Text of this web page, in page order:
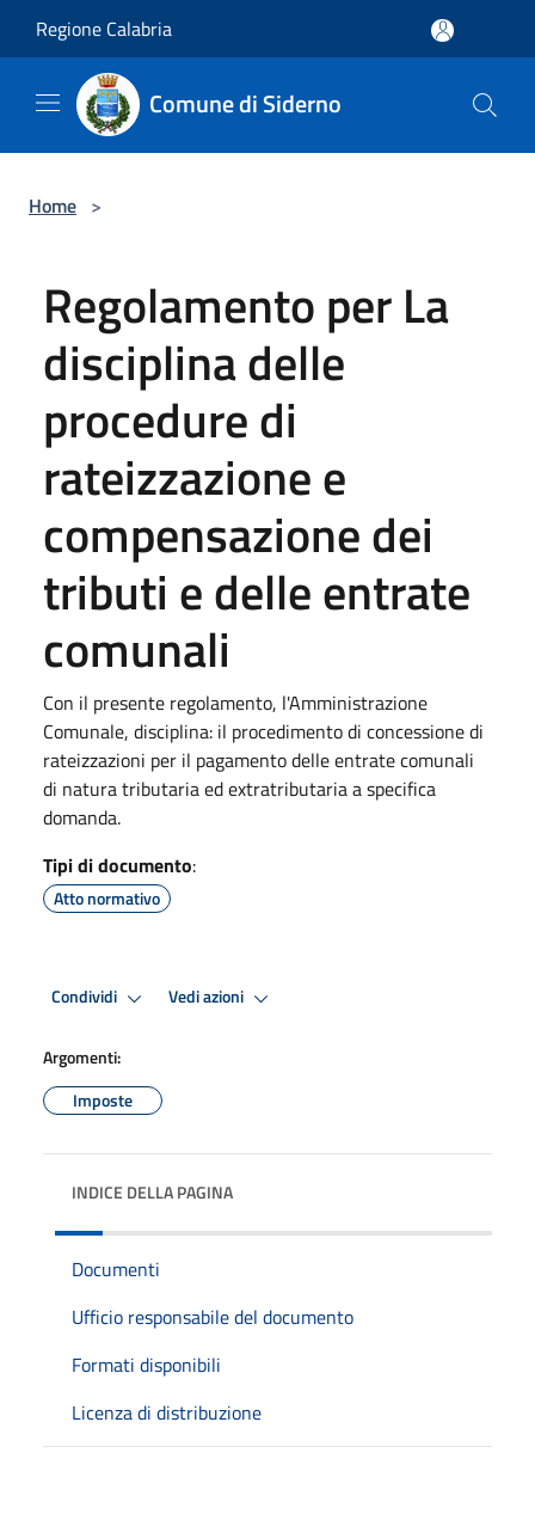
Regione Calabria
Comune di Siderno
Home >
Regolamento per La
disciplina delle
procedure di
rateizzazione e
compensazione dei
tributi e delle entrate
comunali
Con il presente regolamento, l'Amministrazione
Comunale, disciplina: il procedimento di concessione di
rateizzazioni per il pagamento delle entrate comunali
di natura tributaria ed extratributaria a specifica
domanda.
Tipi di documento:
Atto normativo
Condividi Vedi azioni
Argomenti:
Imposte
INDICE DELLA PAGINA
Documenti
Ufficio responsabile del documento
Formati disponibili
Licenza di distribuzione